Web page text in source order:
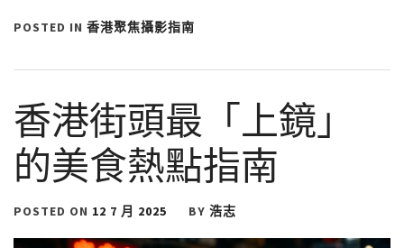
POSTED IN 香港聚焦攝影指南
香港街頭最「上鏡」
的美食熱點指南
POSTED ON 12 7 月 2025 BY 浩志